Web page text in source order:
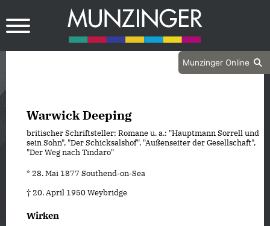
Munzinger Online
Warwick Deeping
britischer Schriftsteller; Romane u. a.: "Hauptmann Sorrell und
sein Sohn", "Der Schicksalshof", "Außenseiter der Gesellschaft",
"Der Weg nach Tindaro"
* 28. Mai 1877 Southend-on-Sea
† 20. April 1950 Weybridge
Wirken